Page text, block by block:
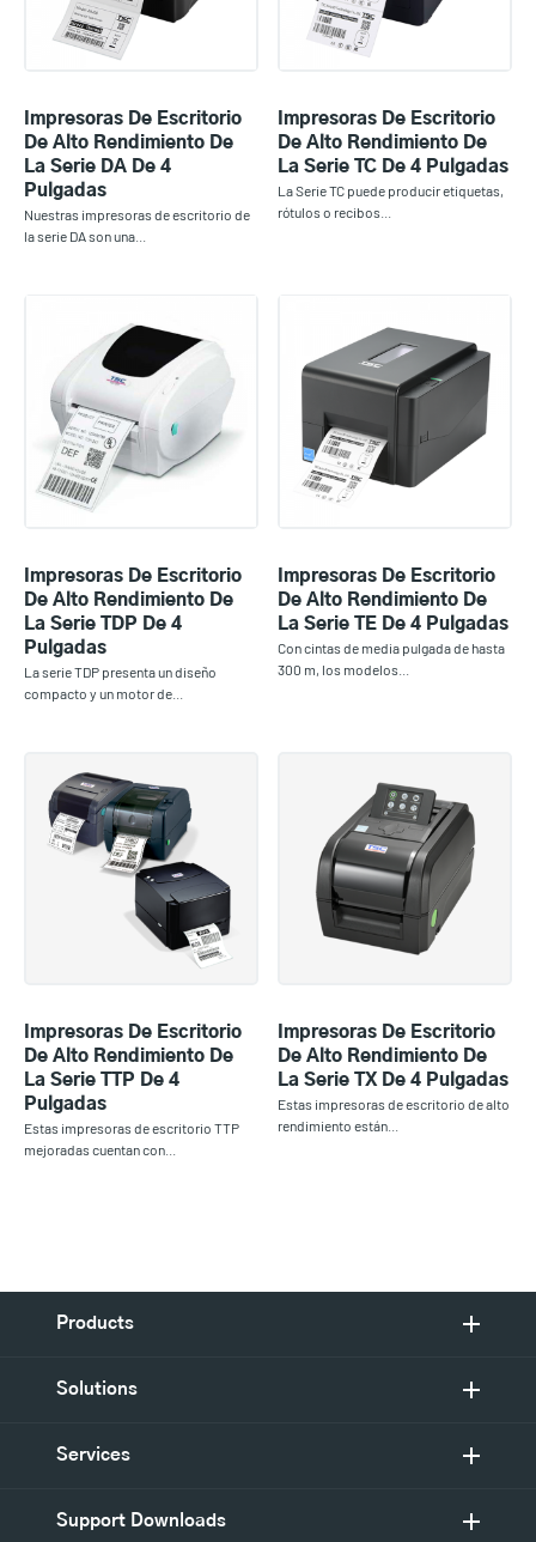
Impresoras De Escritorio
De Alto Rendimiento De
La Serie DA De 4
Pulgadas
Nuestras impresoras de escritorio de
la serie DA son una...
Impresoras De Escritorio
De Alto Rendimiento De
La Serie TC De 4 Pulgadas
La Serie TC puede producir etiquetas,
rótulos o recibos...
Impresoras De Escritorio
De Alto Rendimiento De
La Serie TDP De 4
Pulgadas
La serie TDP presenta un diseño
compacto y un motor de...
Impresoras De Escritorio
De Alto Rendimiento De
La Serie TE De 4 Pulgadas
Con cintas de media pulgada de hasta
300 m, los modelos...
Impresoras De Escritorio
De Alto Rendimiento De
La Serie TTP De 4
Pulgadas
Estas impresoras de escritorio TTP
mejoradas cuentan con...
Impresoras De Escritorio
De Alto Rendimiento De
La Serie TX De 4 Pulgadas
Estas impresoras de escritorio de alto
rendimiento están...
Products
Solutions
Services
Support Downloads